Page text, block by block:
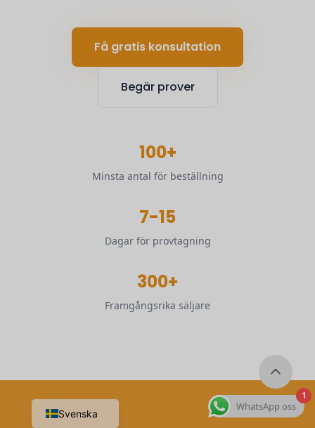
Få gratis konsultation
Begär prover
100+
Minsta antal för beställning
7-15
Dagar för provtagning
300+
Framgångsrika säljare
1
WhatsApp oss
Svenska